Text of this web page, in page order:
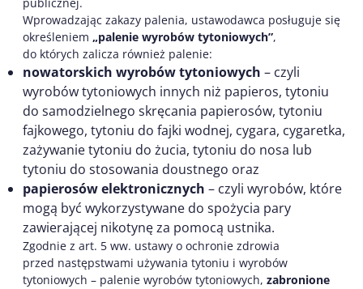
publicznej.
Wprowadzając zakazy palenia, ustawodawca posługuje się
określeniem „palenie wyrobów tytoniowych”,
do których zalicza również palenie:
nowatorskich wyrobów tytoniowych – czyli
wyrobów tytoniowych innych niż papieros, tytoniu
do samodzielnego skręcania papierosów, tytoniu
fajkowego, tytoniu do fajki wodnej, cygara, cygaretka,
zażywanie tytoniu do żucia, tytoniu do nosa lub
tytoniu do stosowania doustnego oraz
papierosów elektronicznych – czyli wyrobów, które
mogą być wykorzystywane do spożycia pary
zawierającej nikotynę za pomocą ustnika.
Zgodnie z art. 5 ww. ustawy o ochronie zdrowia
przed następstwami używania tytoniu i wyrobów
tytoniowych – palenie wyrobów tytoniowych, zabronione